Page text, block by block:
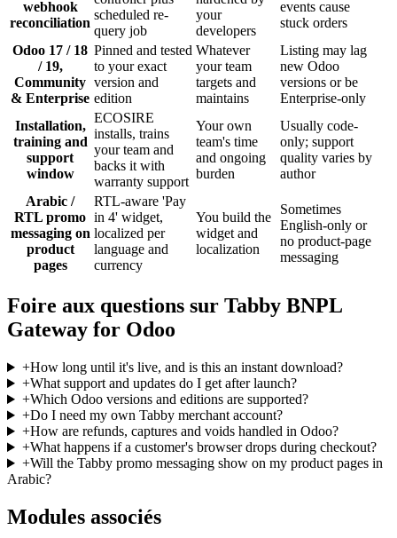
webhook
reconciliation
scheduled re-
query job
your
developers
events cause
stuck orders
Odoo 17 / 18
/ 19,
Community
& Enterprise
Pinned and tested
to your exact
version and
edition
Whatever
your team
targets and
maintains
Listing may lag
new Odoo
versions or be
Enterprise-only
Installation,
training and
support
window
ECOSIRE
installs, trains
your team and
backs it with
warranty support
Your own
team's time
and ongoing
burden
Usually code-
only; support
quality varies by
author
Arabic /
RTL promo
messaging on
product
pages
RTL-aware 'Pay
in 4' widget,
localized per
language and
currency
You build the
widget and
localization
Sometimes
English-only or
no product-page
messaging
Foire aux questions sur Tabby BNPL
Gateway for Odoo
+How long until it's live, and is this an instant download?
+What support and updates do I get after launch?
+Which Odoo versions and editions are supported?
+Do I need my own Tabby merchant account?
+How are refunds, captures and voids handled in Odoo?
+What happens if a customer's browser drops during checkout?
+Will the Tabby promo messaging show on my product pages in
Arabic?
Modules associés